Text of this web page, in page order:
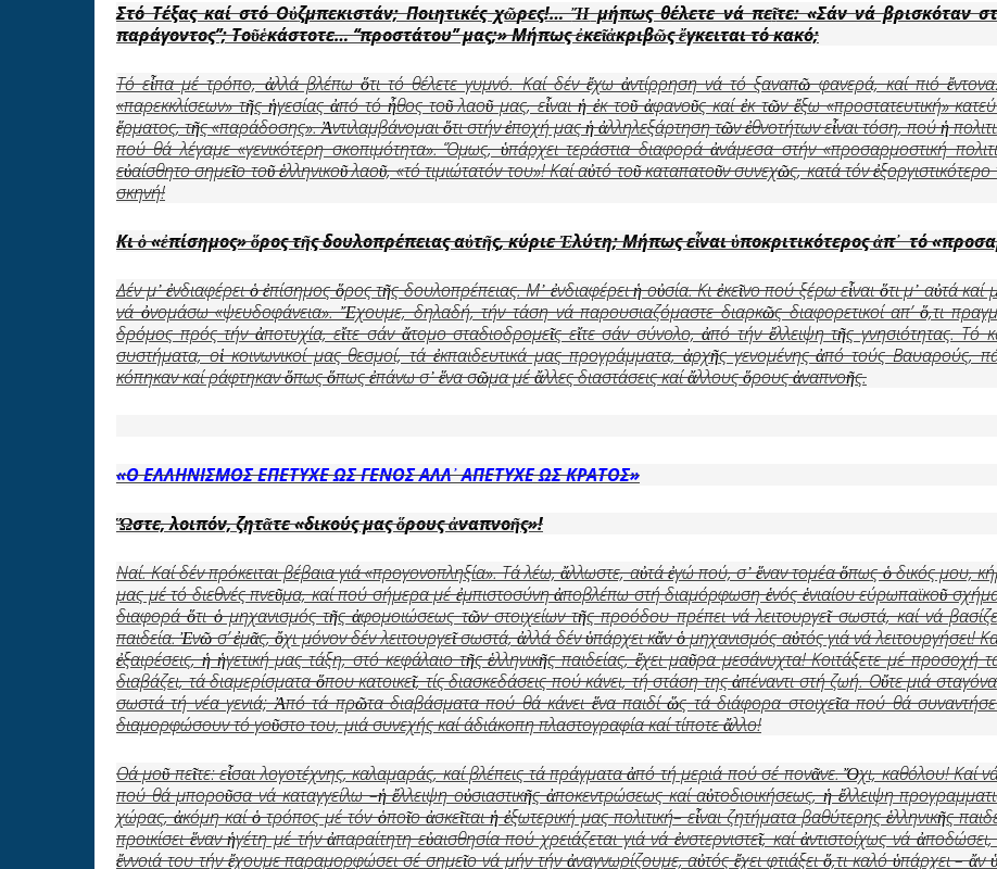
Στό Τέξας καί στό Οὐζμπεκιστάν; Ποιητικές χῶρες!…Ἤμήπως θέλετε νά πεῖτε: «Σάν νά βρισκόταν
παράγοντος’’; Τοῦἑκάστοτε… ‘‘προστάτου’’ μας;» Μήπωςἐκεῖἀκριβῶςἔγκειται τό κακό;
Τό εἶπα μέ τρόπο, ἀλλά βλέπω ὅτι τό θέλετε γυμνό. Καί δέν ἔχω ἀντίρρηση νά τό ξαναπῶ φανερά, καί πιό
«παρεκκλίσεων» τῆς ἡγεσίας ἀπό τό ἦθος τοῦ λαοῦ μας, εἶναι ἡ ἐκ τοῦ ἀφανοῦς καί ἐκ τῶν ἔξω «προστατευτική»
ἕρματος, τῆς «παράδοσης». Ἀντιλαμβάνομαι ὅτι στήν ἐποχή μας ἡ ἀλληλεξάρτηση τῶν ἐθνοτήτων εἶναι τόση, πού ἡ
πού θά λέγαμε «γενικότερη σκοπιμότητα». Ὅμως, ὑπάρχει τεράστια διαφορά ἀνάμεσα στήν «προσαρμοστική
εὐαίσθητο σημεῖο τοῦ ἑλληνικοῦ λαοῦ, «τό τιμιώτατόν του»! Καί αὐτό τοῦ καταπατοῦν συνεχῶς, κατά τόν
σκηνή!
Κιὁ«ἐπίσημος»ὅρος τῆς δουλοπρέπειας αὐτῆς, κύριεἘλύτη; Μήπως εἶναιὑποκριτικότεροςἀπ᾿τό
Δέν μ᾿ ἐνδιαφέρει ὁ ἐπίσημος ὅρος τῆς δουλοπρέπειας. Μ᾿ ἐνδιαφέρει ἡ οὐσία. Κι ἐκεῖνο πού ξέρω εἶναι ὅτι μ᾿ αὐτά
νά ὀνομάσω «ψευδοφάνεια». Ἔχουμε, δηλαδή, τήν τάση νά παρουσιαζόμαστε διαρκῶς διαφορετικοί απ’ ὅ,τι
δρόμος πρός τήν ἀποτυχία, εἴτε σάν ἄτομο σταδιοδρομεῖς εἴτε σάν σύνολο, ἀπό τήν ἔλλειψη τῆς γνησιότητας. Τό
συστήματα, οἱ κοινωνικοί μας θεσμοί, τά ἐκπαιδευτικά μας προγράμματα, ἀρχῆς γενομένης ἀπό τούς Βαυαρούς,
κόπηκαν καί ράφτηκαν ὅπως ὅπως ἐπάνω σ᾿ ἕνα σῶμα μέ ἄλλες διαστάσεις καί ἄλλους ὅρους ἀναπνοῆς.
«Ο ΕΛΛΗΝΙΣΜΟΣ ΕΠΕΤΥΧΕ ΩΣ ΓΕΝΟΣ ΑΛΛ᾿ΑΠΕΤΥΧΕ ΩΣ ΚΡΑΤΟΣ»
Ὥστε, λοιπόν, ζητᾶτε «δικούς μαςὅρουςἀναπνοῆς»!
Ναί. Καί δέν πρόκειται βέβαια γιά «προγονοπληξία». Τά λέω, ἄλλωστε, αὐτά ἐγώ πού, σ᾿ ἕναν τομέα ὅπως ὁ δικός μου,
μας μέ τό διεθνές πνεῦμα, καί πού σήμερα μέ ἐμπιστοσύνη ἀποβλέπω στή διαμόρφωση ἑνός ἑνιαίου εύρωπαϊκοῦ
διαφορά ὅτι ὁ μηχανισμός τῆς ἀφομοιώσεως τῶν στοιχείων τῆς προόδου πρέπει νά λειτουργεῖ σωστά, καί νά
παιδεία. Ἐνῶ σ’ ἐμᾶς, ὄχι μόνον δέν λειτουργεῖ σωστά, ἀλλά δέν ὑπάρχει κἄν ὁ μηχανισμός αὐτός γιά νά λειτουργήσει!
ἐξαιρέσεις, ἡ ἡγετική μας τάξη, στό κεφάλαιο τῆς ἑλληνικῆς παιδείας, ἔχει μαῦρα μεσάνυχτα! Κοιτάξετε μέ
διαβάζει, τά διαμερίσματα ὅπου κατοικεῖ, τίς διασκεδάσεις πού κάνει, τή στάση της ἀπέναντι στή ζωή. Οὔτε μιά
σωστά τή νέα γενιά; Ἀπό τά πρῶτα διαβάσματα πού θά κάνει ἕνα παιδί ὥς τά διάφορα στοιχεῖα πού θά
διαμορφώσουν τό γοῦστο του, μιά συνεχής καί άδιάκοπη πλαστογραφία καί τίποτε ἄλλο!
Θά μοῦ πεῖτε: εἶσαι λογοτέχνης, καλαμαράς, καί βλέπεις τά πράγματα ἀπό τή μεριά πού σέ πονᾶνε. Ὄχι, καθόλου! Καί
πού θά μποροῦσα νά καταγγείλω –ἡ ἔλλειψη οὐσιαστικῆς ἀποκεντρώσεως καί αὐτοδιοικήσεως, ἡ ἔλλειψη
χώρας, ἀκόμη καί ὁ τρόπος μέ τόν ὁποῖο ἀσκεῖται ἡ ἐξωτερική μας πολιτική– εἶναι ζητήματα βαθύτερης ἑλληνικῆς
προικίσει ἕναν ἡγέτη μέ τήν ἀπαραίτητη εὐαισθησία πού χρειάζεται γιά νά ἐνστερνιστεῖ, καί ἀντιστοίχως νά
ἔννοιά του τήν ἔχουμε παραμορφώσει σέ σημεῖο νά μήν τήν ἀναγνωρίζουμε, αὐτός ἔχει φτιάξει ὅ,τι καλό ὑπάρχει – ἄν